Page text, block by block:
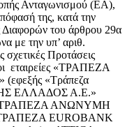
Ανταγωνισμού (ΕΑ),
της, κατά την
Διαφορών του άρθρου 29α
με την υπ’ αριθ.
Προτάσεις
εταιρείες «ΤΡΑΠΕΖΑ
«Τράπεζα
ΕΛΛΑΔΟΣ Α.Ε.»
ΤΡΑΠΕΖΑ ΑΝΩΝΥΜΗ
EUROBANK